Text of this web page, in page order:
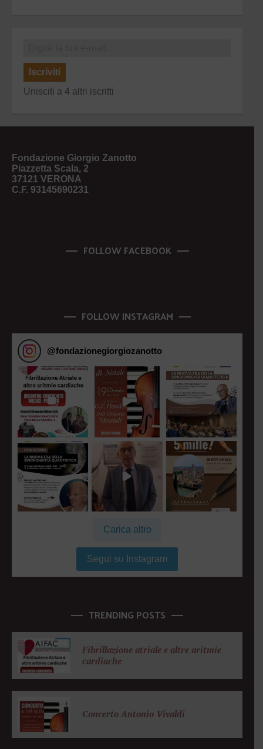
Iscriviti
Unisciti a 4 altri iscritti
Fondazione Giorgio Zanotto
Piazzetta Scala, 2
37121 VERONA
C.F. 93145690231
FOLLOW FACEBOOK
FOLLOW INSTAGRAM
@fondazionegiorgiozanotto
Carica altro
Segui su Instagram
TRENDING POSTS
Fibrillazione atriale e altre aritmie
cardiache
Concerto Antonio Vivaldi